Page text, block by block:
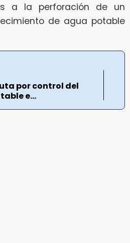
a la perforación de un
de agua potable
por control del
e...